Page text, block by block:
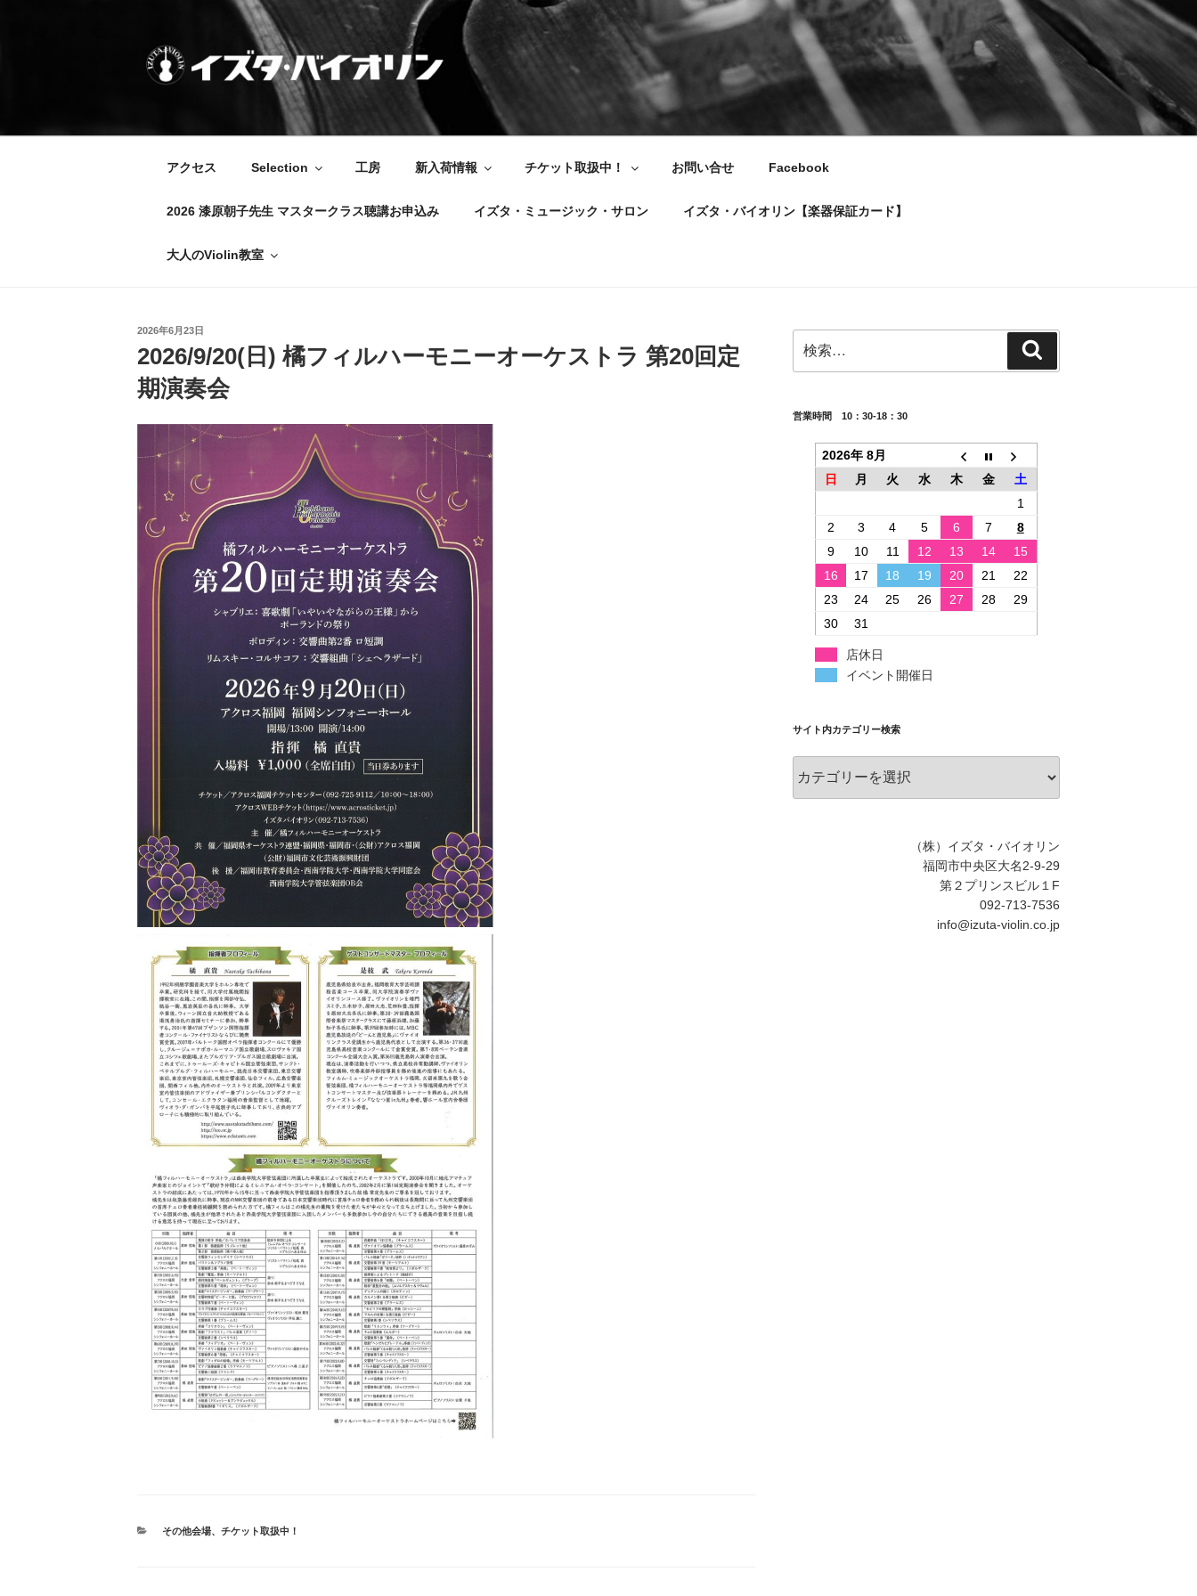
ス
IZUTA-VIOLIN
アクセス Selection 工房 新入荷情報 チケット取扱中！ お問い合せ Facebook
2026 漆原朝子先生 マスタークラス聴講お申込み イズタ・ミュージック・サロン イズタ・バイオリン【楽器保証カード】
大人のViolin教室
投
日:
2026年6月23日
2026/9/20(日) 橘フィルハーモニーオーケストラ 第20回定
期演奏会
カ
その他会場、 チケット取扱中！
索:
索
営業時間 10：30-18：30
2026年 8月
日
月 火 水 木 金
土
1
2
3 4 5 6 7
8
9
10 11 12 13 14
15
16
17 18 19 20 21
22
23
24 25 26 27 28
29
30
31
店休日
イベント開催日
サイト内カテゴリー検索
イ
（株）イズタ・バイオリン
福岡市中央区大名2-9-29
第２プリンスビル１F
092-713-7536
info@izuta-violin.co.jp